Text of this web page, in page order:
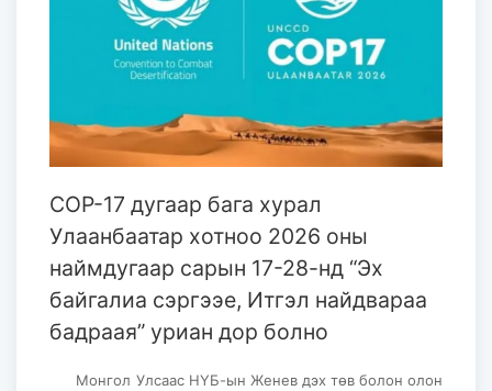
СОР-17 дугаар бага хурал
Улаанбаатар хотноо 2026 оны
наймдугаар сарын 17-28-нд “Эх
байгалиа сэргээе, Итгэл найдвараа
бадраая” уриан дор болно
Монгол Улсаас НҮБ-ын Женев дэх төв болон олон